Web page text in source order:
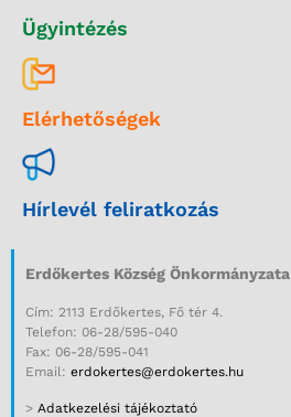
Ügyintézés
Elérhetőségek
Hírlevél feliratkozás
Erdőkertes Község Önkormányzata
Cím: 2113 Erdőkertes, Fő tér 4.
Telefon: 06-28/595-040
Fax: 06-28/595-041
Email: erdokertes@erdokertes.hu
> Adatkezelési tájékoztató